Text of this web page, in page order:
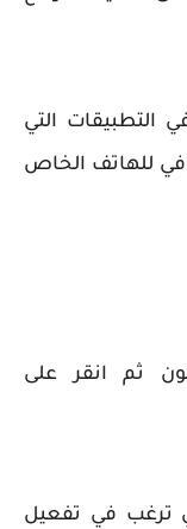
التي
للهاتف الخاص
ثم انقر على
ترغب في تفعيل